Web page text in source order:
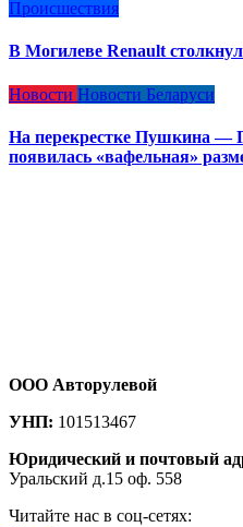
Происшествия
В Могилеве Renault
Новости Новости Беларуси
На перекрестке Пушкина —
появилась «вафельная»
ООО Авторулевой
УНП: 101513467
Юридический и почтовый
Уральский д.15 оф. 558
Читайте нас в соц-сетях: